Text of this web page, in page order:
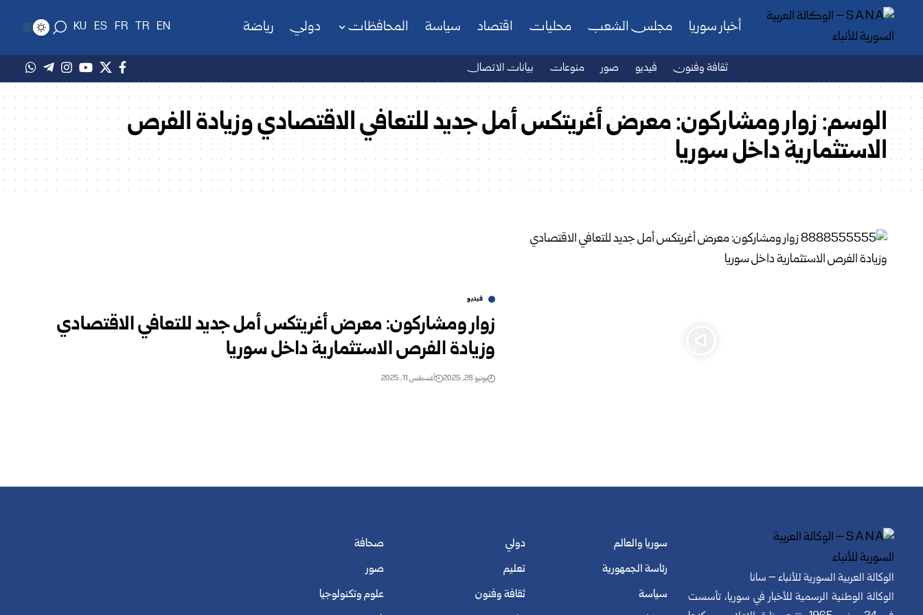
أخبار سوريا مجلس الشعب محليات اقتصاد سياسة المحافظات دولي رياضة EN
TR
FR
ES
KU
ثقافة وفنون فيديو صور منوعات بيانات الاتصال
الوسم:زوار ومشاركون: معرض أغريتكس أمل جديد للتعافي الاقتصادي وزيادة الفرص
الاستثمارية داخل سوريا
فيديو
زوار ومشاركون: معرض أغريتكس أمل جديد للتعافي الاقتصادي
وزيادة الفرص الاستثمارية داخل سوريا
يونيو 28, 2025 أغسطس 11, 2025
الوكالة العربية السورية للأنباء – سانا
الوكالة الوطنية الرسمية للأخبار في سوريا، تأسست
سوريا والعالم
رئاسة الجمهورية
سياسة
دولي
تعليم
ثقافة وفنون
صحافة
صور
علوم وتكنولوجيا